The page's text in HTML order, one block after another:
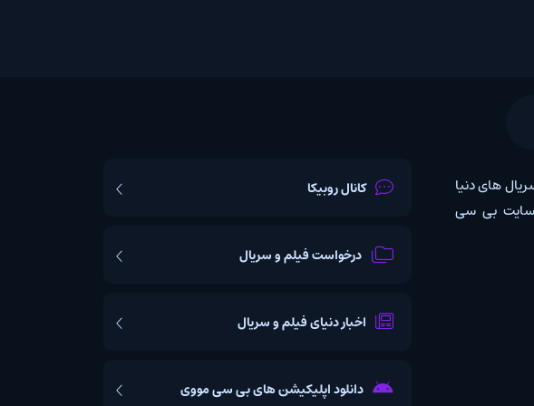
کانال روبیکا
درخواست فیلم و سریال
اخبار دنیای فیلم و سریال
دانلود اپلیکیشن های بی سی مووی